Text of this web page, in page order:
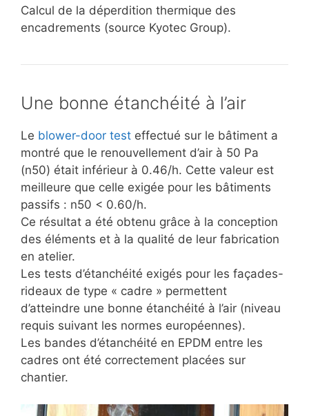
Calcul de la déperdition thermique des
encadrements (source Kyotec Group).
Une bonne étanchéité à l’air
Le blower-door test effectué sur le bâtiment a
montré que le renouvellement d’air à 50 Pa
(n50) était inférieur à 0.46/h. Cette valeur est
meilleure que celle exigée pour les bâtiments
passifs : n50 < 0.60/h.
Ce résultat a été obtenu grâce à la conception
des éléments et à la qualité de leur fabrication
en atelier.
Les tests d’étanchéité exigés pour les façades-
rideaux de type « cadre » permettent
d’atteindre une bonne étanchéité à l’air (niveau
requis suivant les normes européennes).
Les bandes d’étanchéité en EPDM entre les
cadres ont été correctement placées sur
chantier.